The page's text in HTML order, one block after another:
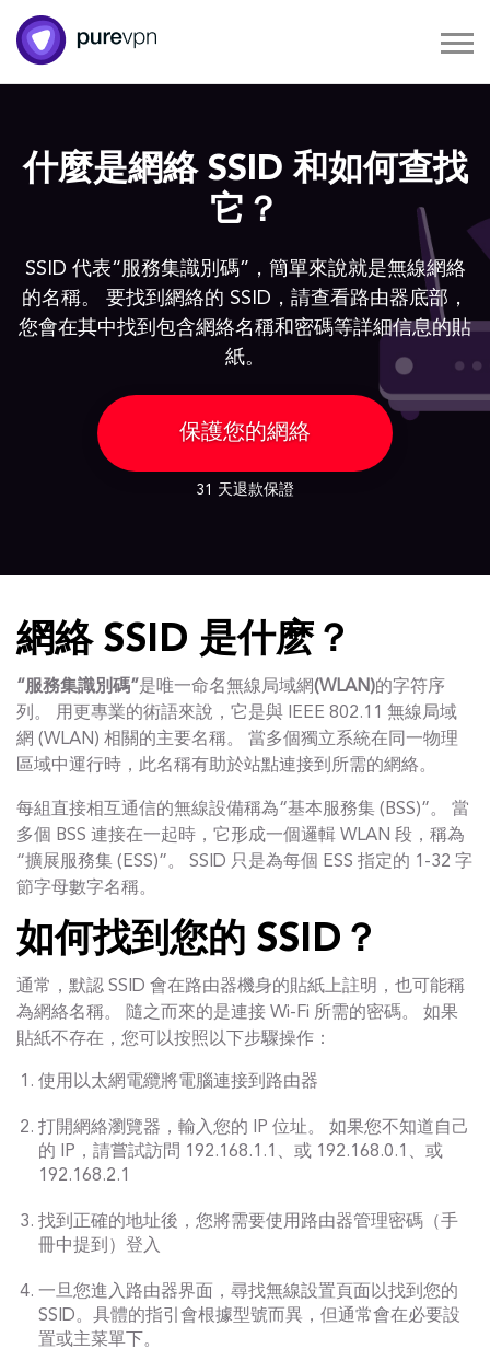
什麼是網絡 SSID 和如何查找
它？
SSID 代表“服務集識別碼”，簡單來說就是無線網絡
的名稱。 要找到網絡的 SSID，請查看路由器底部，
您會在其中找到包含網絡名稱和密碼等詳細信息的貼
紙。
保護您的網絡
31 天退款保證
網絡 SSID 是什麽？
“服務集識別碼”是唯一命名無線局域網(WLAN)的字符序
列。 用更專業的術語來說，它是與 IEEE 802.11 無線局域
網 (WLAN) 相關的主要名稱。 當多個獨立系統在同一物理
區域中運行時，此名稱有助於站點連接到所需的網絡。
每組直接相互通信的無線設備稱為“基本服務集 (BSS)”。 當
多個 BSS 連接在一起時，它形成一個邏輯 WLAN 段，稱為
“擴展服務集 (ESS)”。 SSID 只是為每個 ESS 指定的 1-32 字
節字母數字名稱。
如何找到您的 SSID？
通常，默認 SSID 會在路由器機身的貼紙上註明，也可能稱
為網絡名稱。 隨之而來的是連接 Wi-Fi 所需的密碼。 如果
貼紙不存在，您可以按照以下步驟操作：
使用以太網電纜將電腦連接到路由器
打開網絡瀏覽器，輸入您的 IP 位址。 如果您不知道自己
的 IP，請嘗試訪問 192.168.1.1、或 192.168.0.1、或
192.168.2.1
找到正確的地址後，您將需要使用路由器管理密碼（手
冊中提到）登入
一旦您進入路由器界面，尋找無線設置頁面以找到您的
SSID。具體的指引會根據型號而異，但通常會在必要設
置或主菜單下。